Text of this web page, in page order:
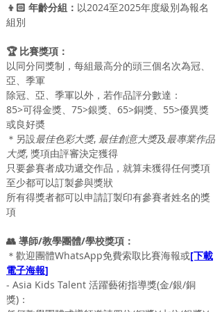
👦🏻 年齡分組： 以2024至2025年度級別為報名
組別
🏆 比賽獎項：
以同分同獎制，每組最高分的頭三個名次為冠、
亞、季軍
除冠、亞、季軍以外，若作品評分數達：
85>可得金獎、75>銀獎、65>銅獎、55>優異獎
或良好奬
＊另設最佳色彩大獎, 最佳創意大獎及最專業作品
大獎, 獎項由評審決定獲得
只要參賽者成功遞交作品，就算未獲得任何獎項
至少都可以訂製參與獎狀
所有得獎者都可以申請訂製印有參賽者姓名的獎
項
👥 導師/教學團體/學校獎項：
＊歡迎團體WhatsApp免費索取比賽海報或[下載
電子海報]
- Asia Kids Talent 活躍藝術指導獎(金/銀/銅
獎)：